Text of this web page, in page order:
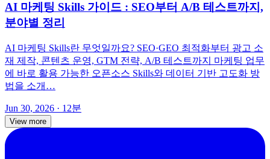
AI 마케팅 Skills 가이드 : SEO부터 A/B 테스트까지,
분야별 정리
AI 마케팅 Skills란 무엇일까요? SEO·GEO 최적화부터 광고 소
재 제작, 콘텐츠 운영, GTM 전략, A/B 테스트까지 마케팅 업무
에 바로 활용 가능한 오픈소스 Skills와 데이터 기반 고도화 방
법을 소개…
Jun 30, 2026 · 12분
View more